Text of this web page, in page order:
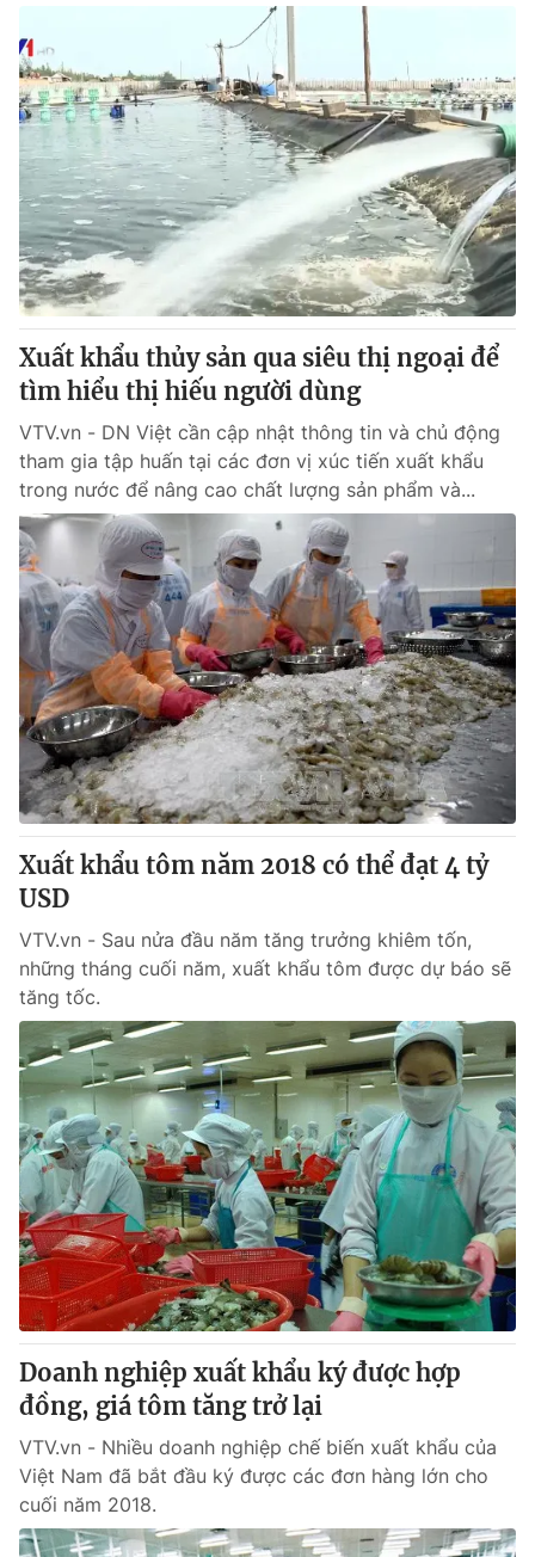
Xuất khẩu thủy sản qua siêu thị ngoại để
tìm hiểu thị hiếu người dùng
VTV.vn - DN Việt cần cập nhật thông tin và chủ động
tham gia tập huấn tại các đơn vị xúc tiến xuất khẩu
trong nước để nâng cao chất lượng sản phẩm và...
Xuất khẩu tôm năm 2018 có thể đạt 4 tỷ
USD
VTV.vn - Sau nửa đầu năm tăng trưởng khiêm tốn,
những tháng cuối năm, xuất khẩu tôm được dự báo sẽ
tăng tốc.
Doanh nghiệp xuất khẩu ký được hợp
đồng, giá tôm tăng trở lại
VTV.vn - Nhiều doanh nghiệp chế biến xuất khẩu của
Việt Nam đã bắt đầu ký được các đơn hàng lớn cho
cuối năm 2018.